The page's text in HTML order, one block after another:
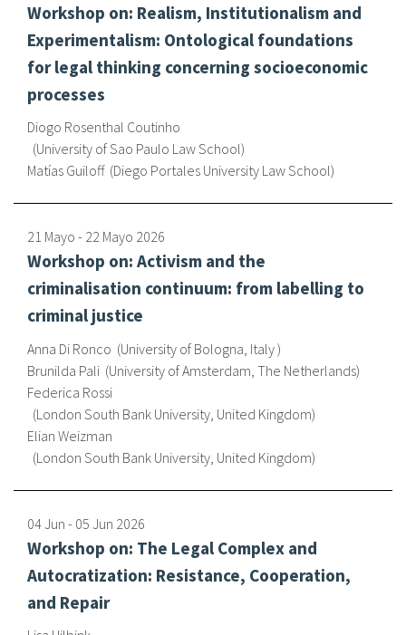
Workshop on: Realism, Institutionalism and
Experimentalism: Ontological foundations
for legal thinking concerning socioeconomic
processes
Diogo Rosenthal Coutinho
University of Sao Paulo Law School
Matías Guiloff Diego Portales University Law School
21 Mayo - 22 Mayo 2026
Workshop on: Activism and the
criminalisation continuum: from labelling to
criminal justice
Anna Di Ronco University of Bologna, Italy
Brunilda Pali University of Amsterdam, The Netherlands
Federica Rossi
London South Bank University, United Kingdom
Elian Weizman
London South Bank University, United Kingdom
04 Jun - 05 Jun 2026
Workshop on: The Legal Complex and
Autocratization: Resistance, Cooperation,
and Repair